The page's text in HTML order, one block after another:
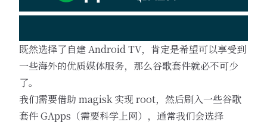
既然选择了自建 Android TV，肯定是希望可以享受到
一些海外的优质媒体服务，那么谷歌套件就必不可少
了。
我们需要借助 magisk 实现 root，然后刷入一些谷歌
套件 GApps（需要科学上网），通常我们会选择